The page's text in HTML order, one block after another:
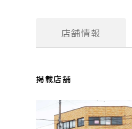
店舗情報
掲載店舗